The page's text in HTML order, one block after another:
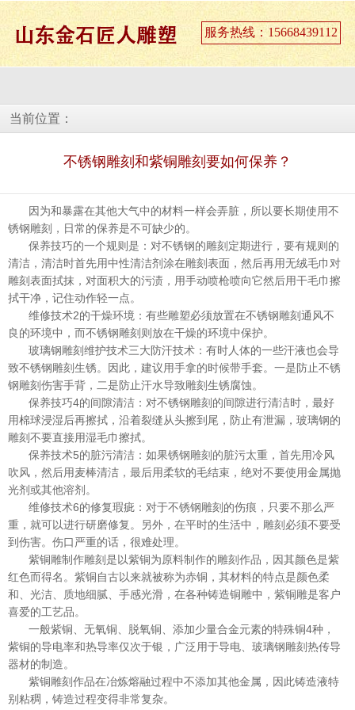
服务热线：15668439112
当前位置：
不锈钢雕刻和紫铜雕刻要如何保养？
因为和暴露在其他大气中的材料一样会弄脏，所以要长期使用不
锈钢雕刻，日常的保养是不可缺少的。
保养技巧的一个规则是：对不锈钢的雕刻定期进行，要有规则的
清洁，清洁时首先用中性清洁剂涂在雕刻表面，然后再用无绒毛巾对
雕刻表面拭抹，对面积大的污渍，用手动喷枪喷向它然后用干毛巾擦
拭干净，记住动作轻一点。
维修技术2的干燥环境：有些雕塑必须放置在不锈钢雕刻通风不
良的环境中，而不锈钢雕刻则放在干燥的环境中保护。
玻璃钢雕刻维护技术三大防汗技术：有时人体的一些汗液也会导
致不锈钢雕刻生锈。因此，建议用手拿的时候带手套。一是防止不锈
钢雕刻伤害手背，二是防止汗水导致雕刻生锈腐蚀。
保养技巧4的间隙清洁：对不锈钢雕刻的间隙进行清洁时，最好
用棉球浸湿后再擦拭，沿着裂缝从头擦到尾，防止有泄漏，玻璃钢的
雕刻不要直接用湿毛巾擦拭。
保养技术5的脏污清洁：如果锈钢雕刻的脏污太重，首先用冷风
吹风，然后用麦棒清洁，最后用柔软的毛结束，绝对不要使用金属抛
光剂或其他溶剂。
维修技术6的修复瑕疵：对于不锈钢雕刻的伤痕，只要不那么严
重，就可以进行研磨修复。另外，在平时的生活中，雕刻必须不要受
到伤害。伤口严重的话，很难处理。
紫铜雕制作雕刻是以紫铜为原料制作的雕刻作品，因其颜色是紫
红色而得名。紫铜自古以来就被称为赤铜，其材料的特点是颜色柔
和、光洁、质地细腻、手感光滑，在各种铸造铜雕中，紫铜雕是客户
喜爱的工艺品。
一般紫铜、无氧铜、脱氧铜、添加少量合金元素的特殊铜4种，
紫铜的导电率和热导率仅次于银，广泛用于导电、玻璃钢雕刻热传导
器材的制造。
紫铜雕刻作品在冶炼熔融过程中不添加其他金属，因此铸造液特
别粘稠，铸造过程变得非常复杂。